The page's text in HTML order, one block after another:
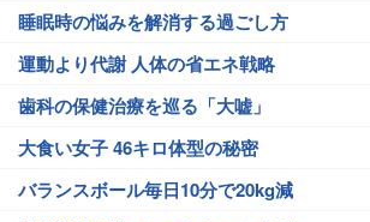
睡眠時の悩みを解消する過ごし方
運動より代謝 人体の省エネ戦略
歯科の保健治療を巡る「大嘘」
大食い女子 46キロ体型の秘密
バランスボール毎日10分で20kg減